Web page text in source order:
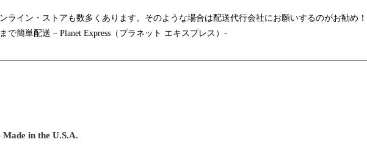
ライン・ストアも数多くあります。そのような場合は配送代行会社にお願いするのがお勧め！
で簡単配送 – Planet Express（プラネット エキスプレス）-
in the U.S.A.